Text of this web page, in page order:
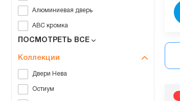
Алюминиевая дверь
ABC кромка
ПОСМОТРЕТЬ ВСЕ
Коллекции
Двери Нева
Остиум